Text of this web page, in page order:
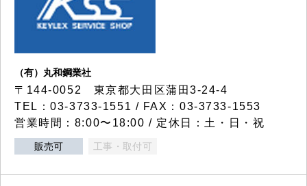
（有）丸和鋼業社
〒144-0052 東京都大田区蒲田3-24-4
TEL：03-3733-1551 / FAX：03-3733-1553
営業時間：8:00〜18:00 / 定休日：土・日・祝
販売可 工事・取付可